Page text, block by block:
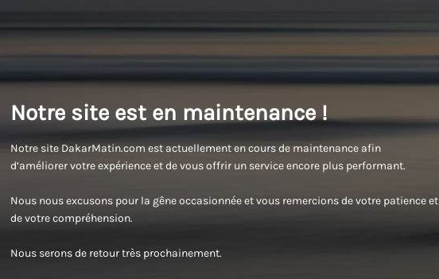
Notre site est en maintenance !
Notre site DakarMatin.com est actuellement en cours de maintenance afin
d’améliorer votre expérience et de vous offrir un service encore plus performant.
Nous nous excusons pour la gêne occasionnée et vous remercions de votre patience et
de votre compréhension.
Nous serons de retour très prochainement.